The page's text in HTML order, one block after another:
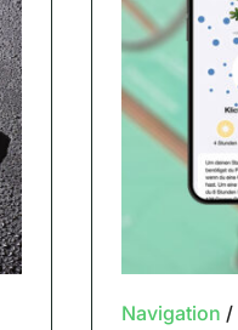
Navigation /